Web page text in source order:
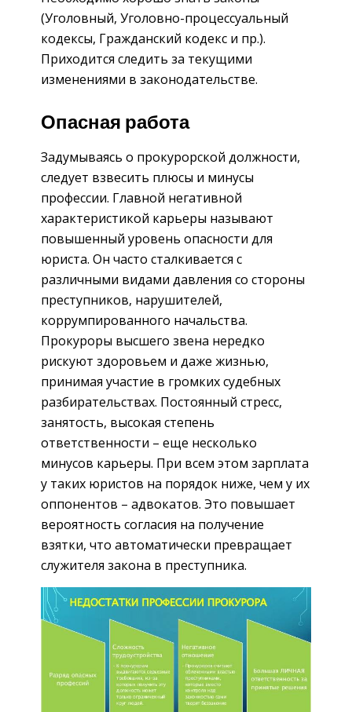
(Уголовный, Уголовно-процессуальный
кодексы, Гражданский кодекс и пр.).
Приходится следить за текущими
изменениями в законодательстве.
Опасная работа
Задумываясь о прокурорской должности,
следует взвесить плюсы и минусы
профессии. Главной негативной
характеристикой карьеры называют
повышенный уровень опасности для
юриста. Он часто сталкивается с
различными видами давления со стороны
преступников, нарушителей,
коррумпированного начальства.
Прокуроры высшего звена нередко
рискуют здоровьем и даже жизнью,
принимая участие в громких судебных
разбирательствах. Постоянный стресс,
занятость, высокая степень
ответственности – еще несколько
минусов карьеры. При всем этом зарплата
у таких юристов на порядок ниже, чем у их
оппонентов – адвокатов. Это повышает
вероятность согласия на получение
взятки, что автоматически превращает
служителя закона в преступника.